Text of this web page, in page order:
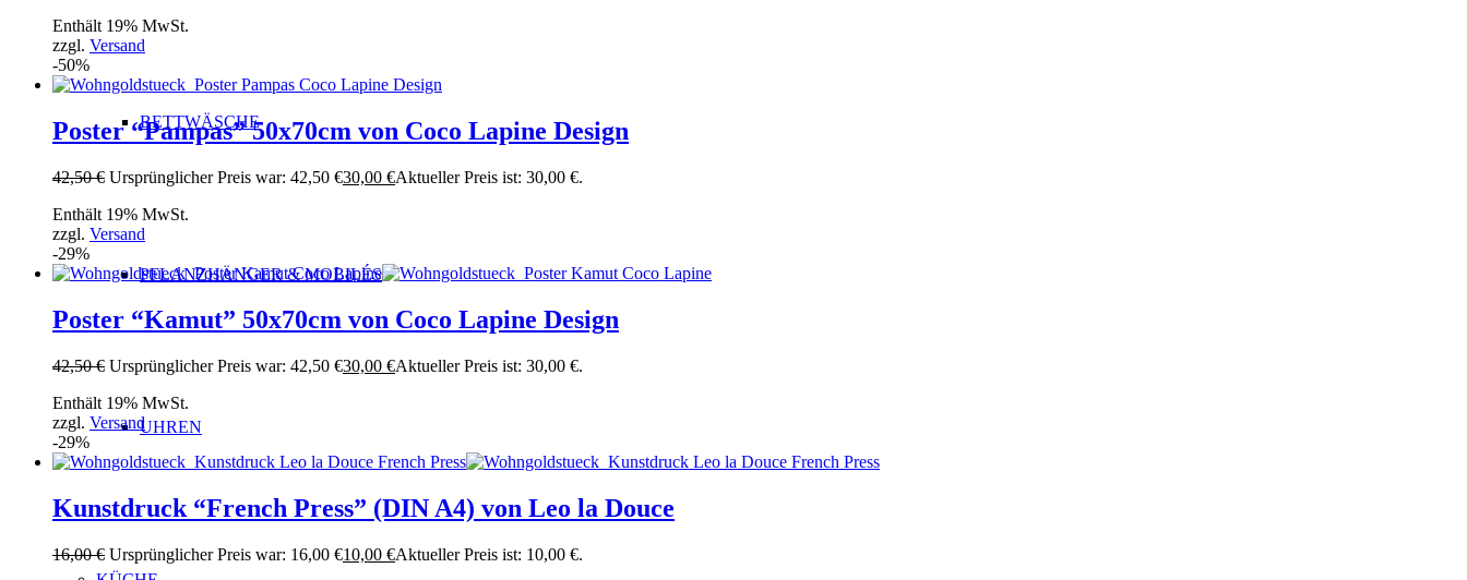
BETTWÄSCHE
PFLANZHÄNGER & MOBILÉS
UHREN
Enthält 19% MwSt.
zzgl. Versand
-50%
Poster “Pampas” 50x70cm von Coco Lapine Design
42,50€ Ursprünglicher Preis war: 42,50 €30,00 €Aktueller Preis ist: 30,00 €.
Enthält 19% MwSt.
zzgl. Versand
-29%
Poster “Kamut” 50x70cm von Coco Lapine Design
42,50€ Ursprünglicher Preis war: 42,50 €30,00 €Aktueller Preis ist: 30,00 €.
Enthält 19% MwSt.
zzgl. Versand
-29%
Kunstdruck “French Press” (DIN A4) von Leo la Douce
16,00€ Ursprünglicher Preis war: 16,00 €10,00 €Aktueller Preis ist: 10,00 €.